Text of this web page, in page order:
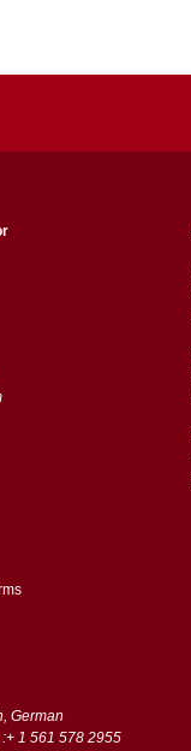
German
1 561 578 2955